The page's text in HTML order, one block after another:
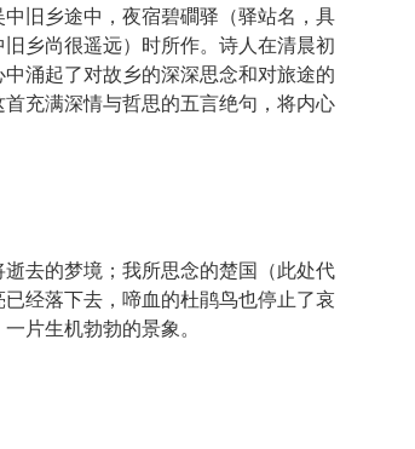
中旧乡途中，夜宿碧磵驿（驿站名，具
乡尚很遥远）时所作。诗人在清晨初
涌起了对故乡的深深思念和对旅途的
充满深情与哲思的五言绝句，将内心
去的梦境；我所思念的楚国（此处代
经落下去，啼血的杜鹃鸟也停止了哀
片生机勃勃的景象。